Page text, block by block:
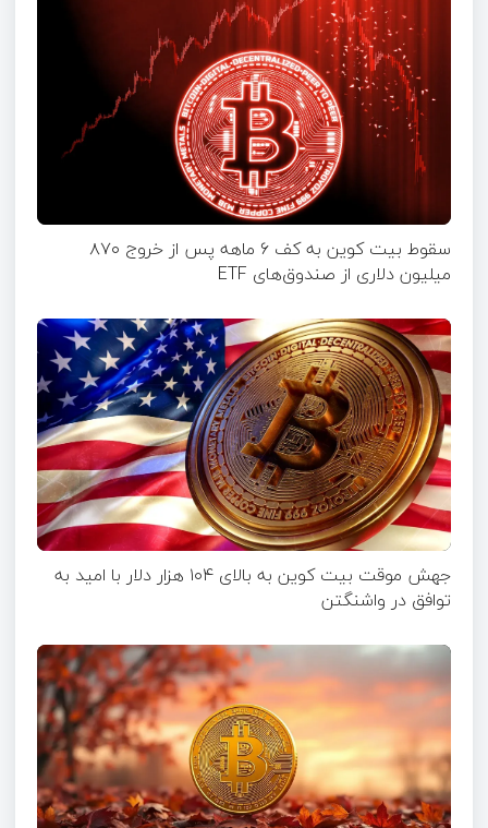
سقوط بیت کوین به کف ۶‌ ماهه پس از خروج ۸۷۰
میلیون دلاری از صندوق‌های ETF
جهش موقت بیت‌ کوین به بالای ۱۰۴ هزار دلار با امید به
توافق در واشنگتن